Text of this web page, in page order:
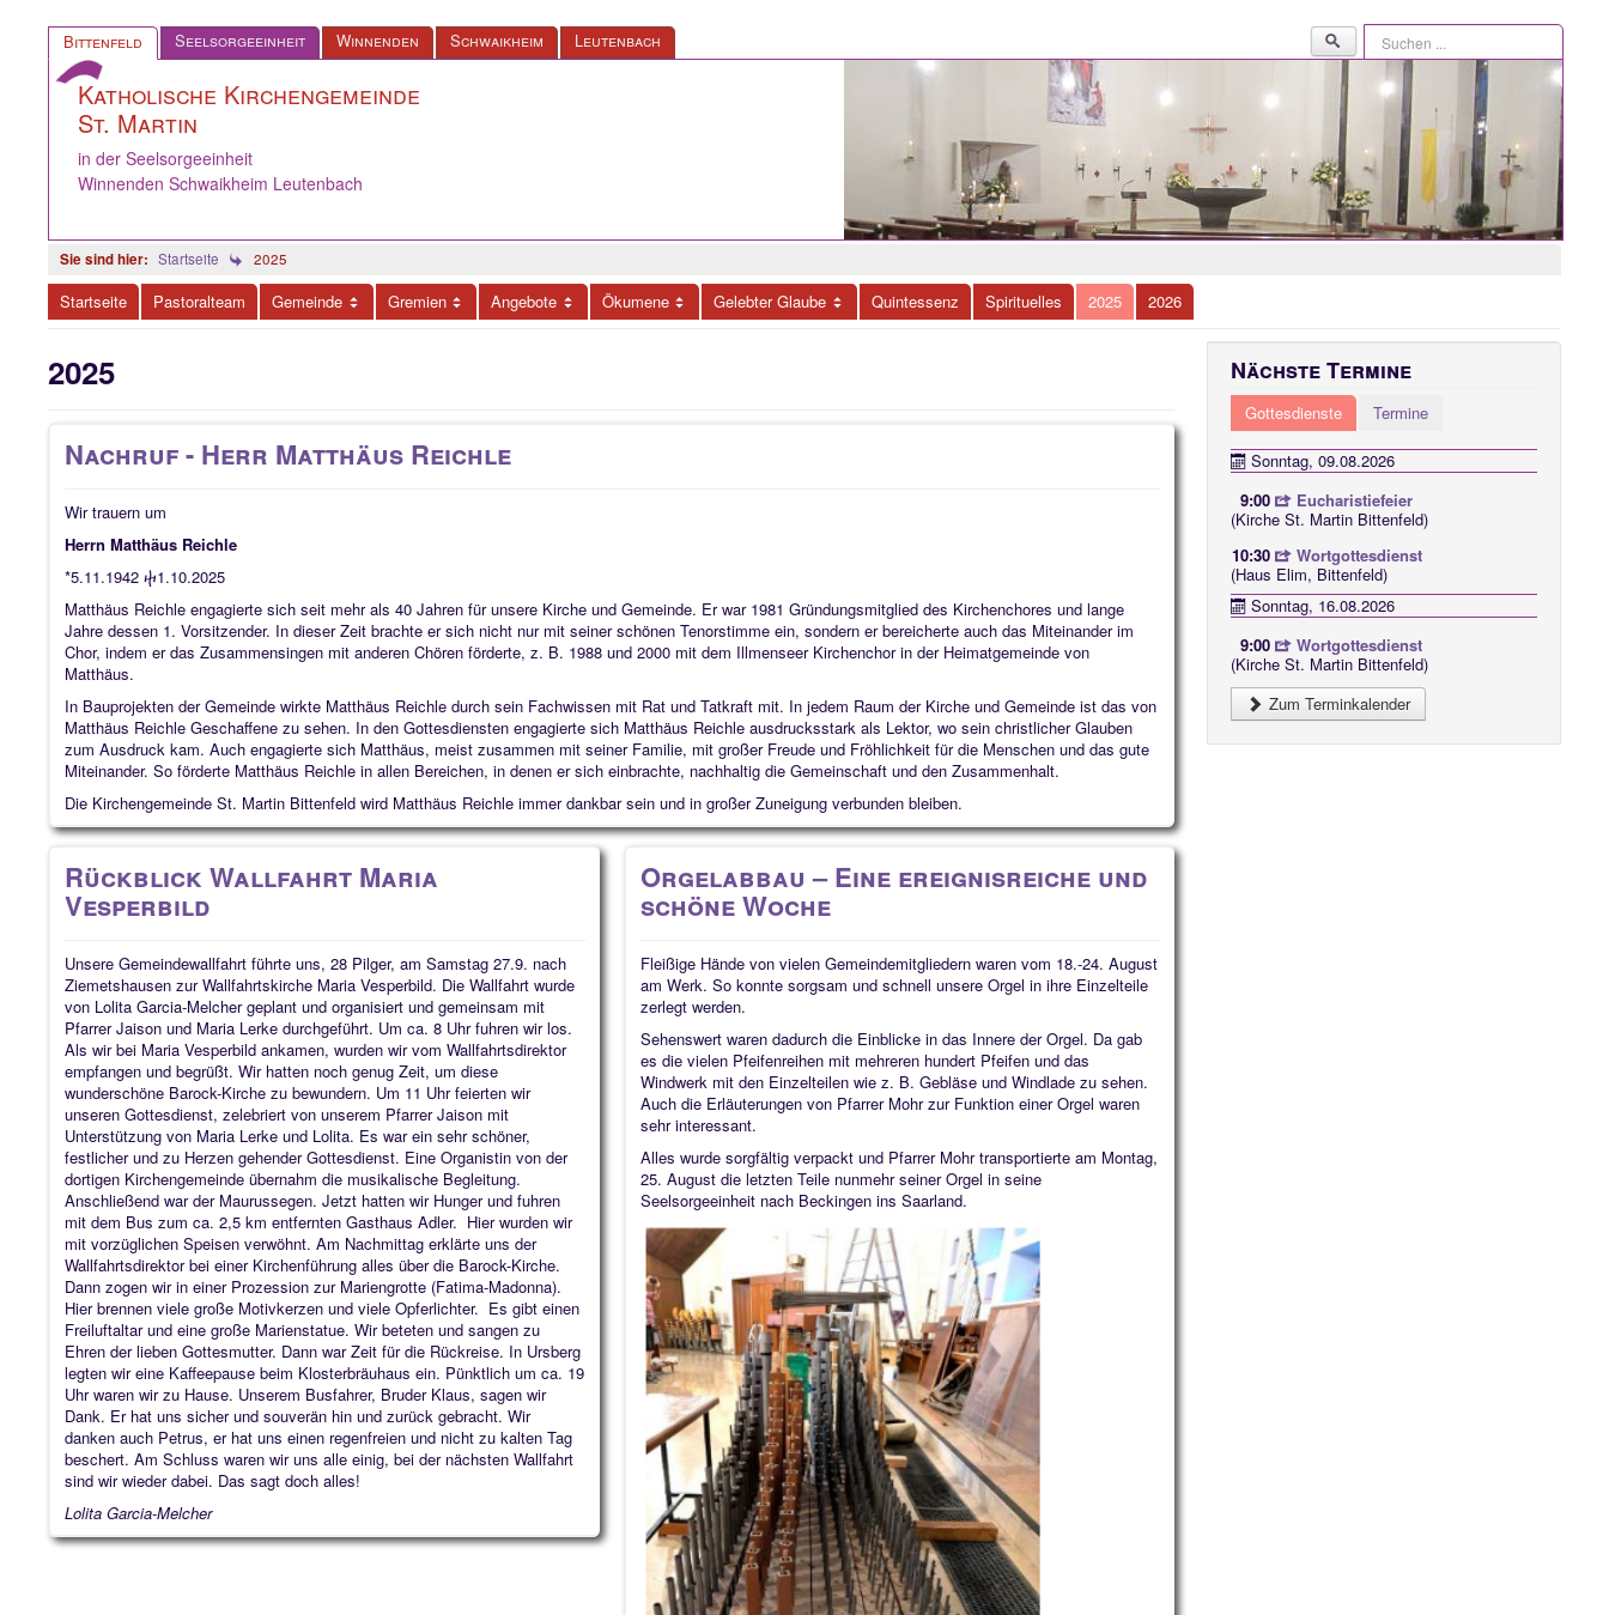
Bittenfeld Seelsorgeeinheit Winnenden Schwaikheim Leutenbach
Suchen
...
Katholische Kirchengemeinde
St. Martin
in der Seelsorgeeinheit
Winnenden Schwaikheim Leutenbach
Startseite 2025
Startseite Pastoralteam Gemeinde Gremien Angebote Ökumene Gelebter Glaube Quintessenz Spirituelles 2025 2026
2025
Nachruf - Herr Matthäus Reichle
Wir trauern um
Herrn Matthäus Reichle
*5.11.1942 ⴕ1.10.2025
Matthäus Reichle engagierte sich seit mehr als 40 Jahren für unsere Kirche und Gemeinde. Er war 1981 Gründungsmitglied des Kirchenchores und lange
Jahre dessen 1. Vorsitzender. In dieser Zeit brachte er sich nicht nur mit seiner schönen Tenorstimme ein, sondern er bereicherte auch das Miteinander im
Chor, indem er das Zusammensingen mit anderen Chören förderte, z. B. 1988 und 2000 mit dem Illmenseer Kirchenchor in derHeimatgemeinde von
Matthäus.
In Bauprojekten der Gemeinde wirkte Matthäus Reichle durch sein Fachwissen mit Rat und Tatkraft mit. In jedem Raum der Kirche und Gemeinde ist das von
Matthäus Reichle Geschaffene zu sehen. In den Gottesdiensten engagierte sich Matthäus Reichle ausdrucksstark als Lektor, wo sein christlicher Glauben
zum Ausdruck kam. Auch engagierte sich Matthäus, meist zusammen mit seiner Familie, mit großer Freude und Fröhlichkeit für die Menschen und das gute
Miteinander. So förderte Matthäus Reichle in allen Bereichen, in denen er sich einbrachte, nachhaltig die Gemeinschaft und den Zusammenhalt.
Die Kirchengemeinde St. Martin Bittenfeld wird Matthäus Reichle immer dankbar sein und in großer Zuneigung verbunden bleiben.
Rückblick Wallfahrt Maria
Vesperbild
Unsere Gemeindewallfahrt führte uns, 28 Pilger, am Samstag 27.9. nach
Ziemetshausen zur Wallfahrtskirche Maria Vesperbild. Die Wallfahrt wurde
von Lolita Garcia-Melcher geplant und organisiert und gemeinsam mit
Pfarrer Jaison und Maria Lerke durchgeführt. Um ca. 8 Uhr fuhren wir los.
Als wir bei Maria Vesperbild ankamen, wurden wir vom Wallfahrtsdirektor
empfangen und begrüßt. Wir hatten noch genug Zeit, um diese
wunderschöne Barock-Kirche zu bewundern. Um 11 Uhr feierten wir
unseren Gottesdienst, zelebriert von unserem Pfarrer Jaison mit
Unterstützung von Maria Lerke und Lolita. Es war ein sehr schöner,
festlicher und zu Herzen gehender Gottesdienst. Eine Organistin von der
dortigen Kirchengemeinde übernahm die musikalische Begleitung.
Anschließend war der Maurussegen. Jetzt hatten wir Hunger und fuhren
mit dem Bus zum ca. 2,5 km entfernten Gasthaus Adler. Hier wurden wir
mit vorzüglichen Speisen verwöhnt. Am Nachmittag erklärte uns der
Wallfahrtsdirektor bei einer Kirchenführung alles über die Barock-Kirche.
Dann zogen wir in einer Prozession zur Mariengrotte (Fatima-Madonna).
Hier brennen viele große Motivkerzen und viele Opferlichter. Es gibt einen
Freiluftaltar und eine große Marienstatue. Wir beteten und sangen zu
Ehren der lieben Gottesmutter. Dann war Zeit für die Rückreise. In Ursberg
legten wir eine Kaffeepause beim Klosterbräuhaus ein. Pünktlich um ca. 19
Uhr waren wir zu Hause. Unserem Busfahrer, Bruder Klaus, sagen wir
Dank. Er hat uns sicher und souverän hin und zurück gebracht. Wir
danken auch Petrus, er hat uns einen regenfreien und nicht zu kalten Tag
beschert. Am Schluss waren wir uns alle einig, bei der nächsten Wallfahrt
sind wir wieder dabei. Das sagt doch alles!
Lolita Garcia-Melcher
Orgelabbau – Eine ereignisreiche und
schöne Woche
Fleißige Hände von vielen Gemeindemitgliedern waren vom 18.-24. August
am Werk. So konnte sorgsam und schnell unsere Orgel in ihre Einzelteile
zerlegt werden.
Sehenswert waren dadurch die Einblicke in das Innere der Orgel. Da gab
es die vielen Pfeifenreihen mit mehreren hundert Pfeifen und das
Windwerk mit den Einzelteilen wie z. B. Gebläse und Windlade zu sehen.
Auch die Erläuterungen von Pfarrer Mohr zur Funktion einer Orgel waren
sehr interessant.
Alles wurde sorgfältig verpackt und Pfarrer Mohr transportierte am Montag,
25. August die letzten Teile nunmehr seiner Orgel in seine
Seelsorgeeinheit nach Beckingen ins Saarland.
Nächste Termine
Gottesdienste Termine
Sonntag, 09.08.2026
9:00
Eucharistiefeier
(Kirche St. Martin Bittenfeld)
10:30
Wortgottesdienst
(Haus Elim, Bittenfeld)
Sonntag, 16.08.2026
9:00
Wortgottesdienst
(Kirche St. Martin Bittenfeld)
Zum Terminkalender